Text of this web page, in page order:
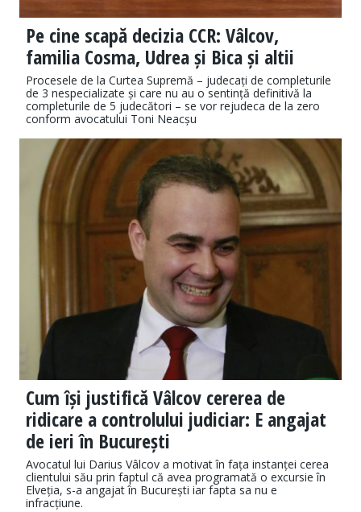
Pe cine scapă decizia CCR: Vâlcov,
familia Cosma, Udrea și Bica și altii
Procesele de la Curtea Supremă – judecați de completurile
de 3 nespecializate și care nu au o sentință definitivă la
completurile de 5 judecători – se vor rejudeca de la zero
conform avocatului Toni Neacșu
Cum își justifică Vâlcov cererea de
ridicare a controlului judiciar: E angajat
de ieri în București
Avocatul lui Darius Vâlcov a motivat în fața instanței cerea
clientului său prin faptul că avea programată o excursie în
Elveția, s-a angajat în București iar fapta sa nu e
infracțiune.